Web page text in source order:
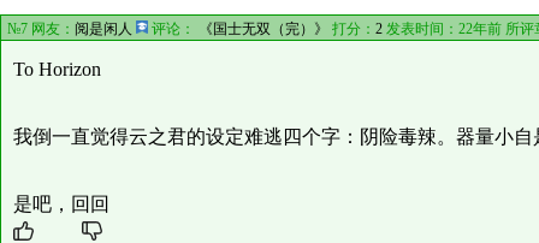
№7 网友： 阅是闲人 评论： 《国士无双（完）》 打分： 2发表时间：22年前 所评
To Horizon
我倒一直觉得云之君的设定难逃四个字：阴险毒辣。器量小自
是吧，回回